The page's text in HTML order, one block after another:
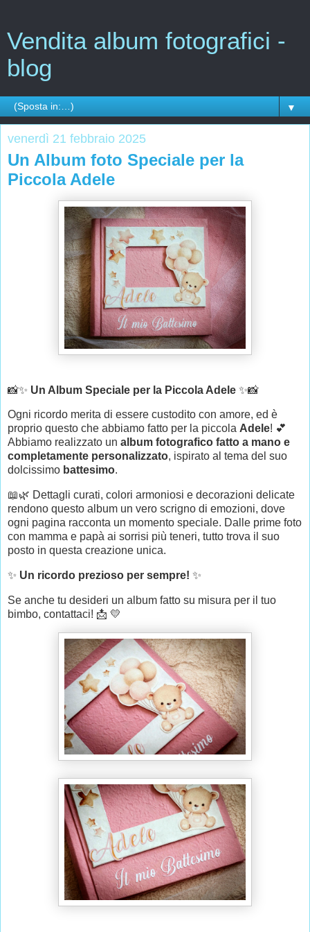
Vendita album fotografici -
blog
▼
venerdì 21 febbraio 2025
Un Album foto Speciale per la
Piccola Adele
📸✨ Un Album Speciale per la Piccola Adele ✨📸
Ogni ricordo merita di essere custodito con amore, ed è
proprio questo che abbiamo fatto per la piccola Adele! 💕
Abbiamo realizzato un album fotografico fatto a mano e
completamente personalizzato, ispirato al tema del suo
dolcissimo battesimo.
📖🌿 Dettagli curati, colori armoniosi e decorazioni delicate
rendono questo album un vero scrigno di emozioni, dove
ogni pagina racconta un momento speciale. Dalle prime foto
con mamma e papà ai sorrisi più teneri, tutto trova il suo
posto in questa creazione unica.
✨ Un ricordo prezioso per sempre! ✨
Se anche tu desideri un album fatto su misura per il tuo
bimbo, contattaci! 📩 💛